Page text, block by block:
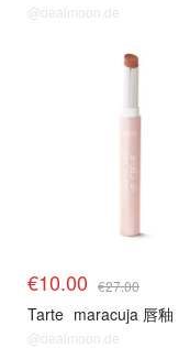
@dealmoon.de
€10.00 €27.00
Tarte maracuja 唇釉
@dealmoon.de